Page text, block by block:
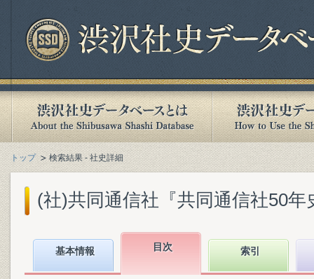
トップ 検索結果 - 社史詳細
(社)共同通信社『共同通信社50年
基本情報 目次 索引